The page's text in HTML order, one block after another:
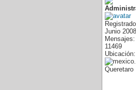
Junio 2008
Mensajes:
11469
Ubicación:
Queretaro